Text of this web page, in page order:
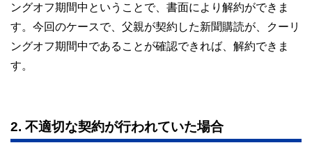
ングオフ期間中ということで、書面により解約ができま
す。今回のケースで、父親が契約した新聞購読が、クーリ
ングオフ期間中であることが確認できれば、解約できま
す。
2. 不適切な契約が行われていた場合